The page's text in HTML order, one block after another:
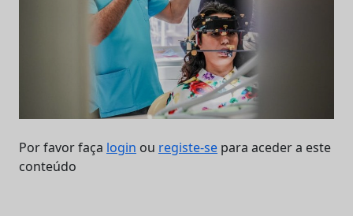
Por favor faça login ou registe-se para aceder a este
conteúdo